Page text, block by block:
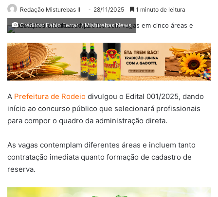
Redação Misturebas II 28/11/2025 1 minuto de leitura
Créditos: Fábio Ferrari / Misturebas News
A Prefeitura de Rodeio divulgou o Edital 001/2025, dando
início ao concurso público que selecionará profissionais
para compor o quadro da administração direta.
As vagas contemplam diferentes áreas e incluem tanto
contratação imediata quanto formação de cadastro de
reserva.